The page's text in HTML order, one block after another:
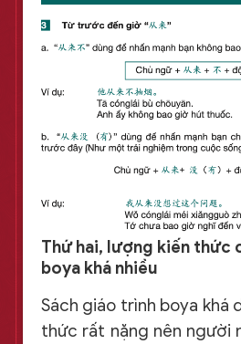
Thứ hai, lượng kiến thức
boya khá nhiều
Sách giáo trình boya khá
thức rất nặng nên người